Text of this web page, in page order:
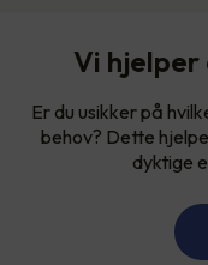
Vi
Er du usikker på
behov? Dette
dyktige